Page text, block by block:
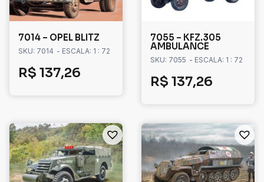
7014 – OPEL BLITZ
SKU: 7014 - ESCALA: 1 : 72
R$ 137,26
7055 – KFZ.305
AMBULANCE
SKU: 7055 - ESCALA: 1 : 72
R$ 137,26